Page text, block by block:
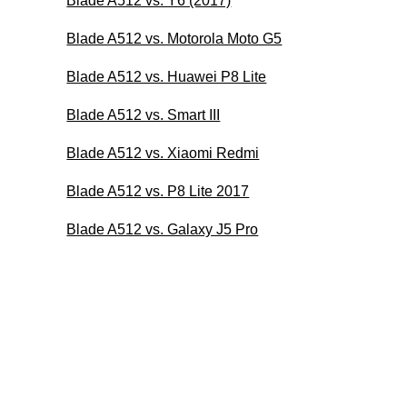
Blade A512 vs. Motorola Moto G5
Blade A512 vs. Huawei P8 Lite
Blade A512 vs. Smart III
Blade A512 vs. Xiaomi Redmi
Blade A512 vs. P8 Lite 2017
Blade A512 vs. Galaxy J5 Pro